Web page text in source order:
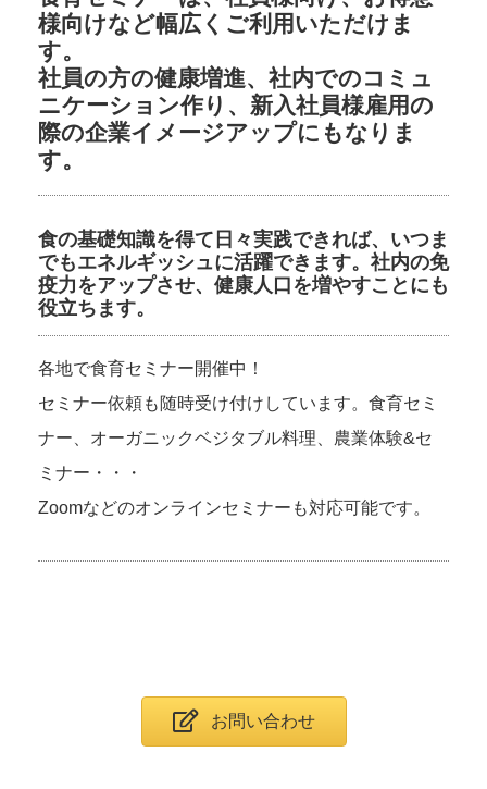
様向けなど幅広くご利用いただけま
す。
社員の方の健康増進、社内でのコミュ
ニケーション作り、新入社員様雇用の
際の企業イメージアップにもなりま
す。
食の基礎知識を得て日々実践できれば、いつま
でもエネルギッシュに活躍できます。社内の免
疫力をアップさせ、健康人口を増やすことにも
役立ちます。
各地で食育セミナー開催中！
セミナー依頼も随時受け付けしています。食育セミ
ナー、オーガニックベジタブル料理、農業体験&セ
ミナー・・・
Zoomなどのオンラインセミナーも対応可能です。
お問い合わせ